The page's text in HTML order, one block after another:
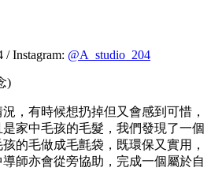
/ Instagram: @A_studio_204
)
，有時候想扔掉但又會感到可惜，
家中毛孩的毛髮，我們發現了一個
的毛做成毛氈袋，既環保又實用，
師亦會從旁協助，完成一個屬於自